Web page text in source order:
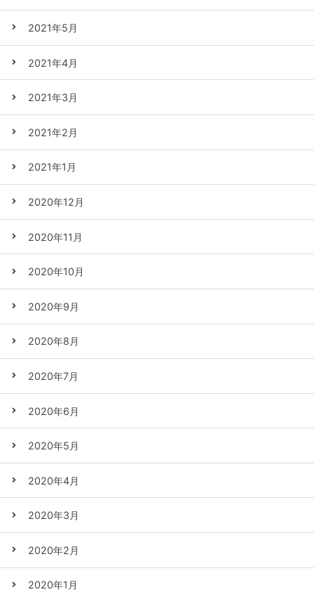
2021年5月
2021年4月
2021年3月
2021年2月
2021年1月
2020年12月
2020年11月
2020年10月
2020年9月
2020年8月
2020年7月
2020年6月
2020年5月
2020年4月
2020年3月
2020年2月
2020年1月